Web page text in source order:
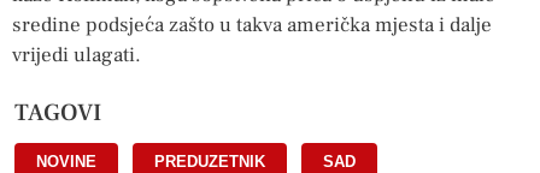
sredine podsjeća zašto u takva američka mjesta i dalje
vrijedi ulagati.
TAGOVI
NOVINE PREDUZETNIK SAD